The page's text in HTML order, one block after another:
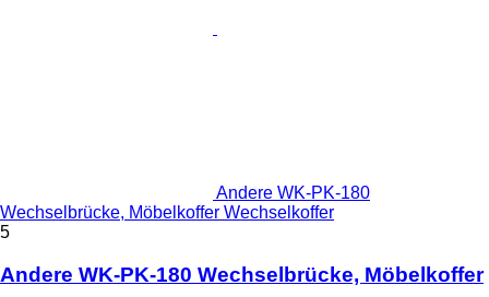
Andere WK-PK-180
Wechselbrücke, Möbelkoffer Wechselkoffer
5
Andere WK-PK-180 Wechselbrücke, Möbelkoffer